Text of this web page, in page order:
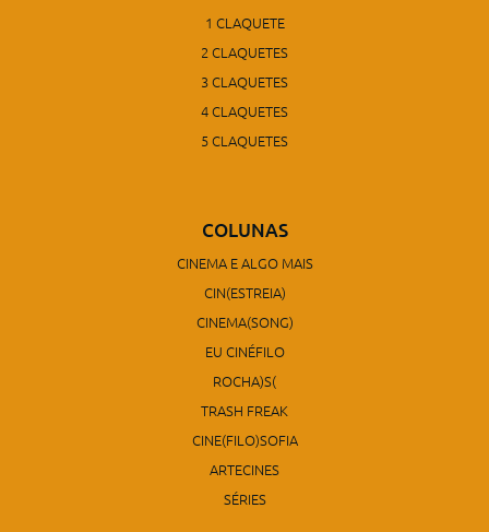
1 CLAQUETE
2 CLAQUETES
3 CLAQUETES
4 CLAQUETES
5 CLAQUETES
COLUNAS
CINEMA E ALGO MAIS
CIN(ESTREIA)
CINEMA(SONG)
EU CINÉFILO
ROCHA)S(
TRASH FREAK
CINE(FILO)SOFIA
ARTECINES
SÉRIES